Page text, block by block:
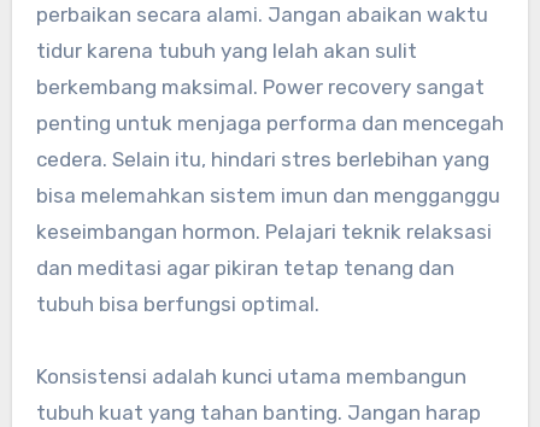
perbaikan secara alami. Jangan abaikan waktu
tidur karena tubuh yang lelah akan sulit
berkembang maksimal. Power recovery sangat
penting untuk menjaga performa dan mencegah
cedera. Selain itu, hindari stres berlebihan yang
bisa melemahkan sistem imun dan mengganggu
keseimbangan hormon. Pelajari teknik relaksasi
dan meditasi agar pikiran tetap tenang dan
tubuh bisa berfungsi optimal.
Konsistensi adalah kunci utama membangun
tubuh kuat yang tahan banting. Jangan harap